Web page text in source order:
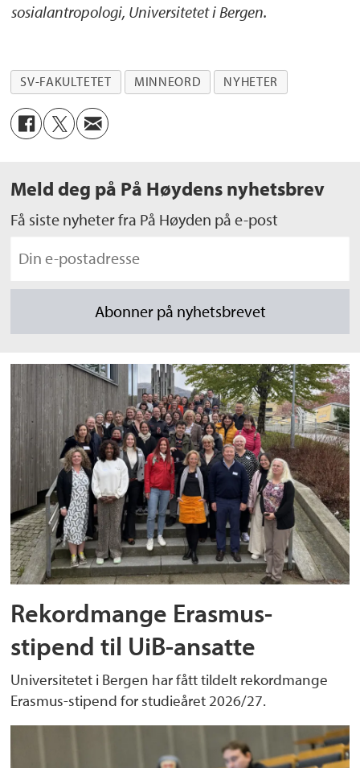
sosialantropologi, Universitetet i Bergen.
SV-FAKULTETET MINNEORD NYHETER
Meld deg på På Høydens nyhetsbrev
Få siste nyheter fra På Høyden på e-post
Rekordmange Erasmus-
stipend til UiB-ansatte
Universitetet i Bergen har fått tildelt rekordmange
Erasmus-stipend for studieåret 2026/27.